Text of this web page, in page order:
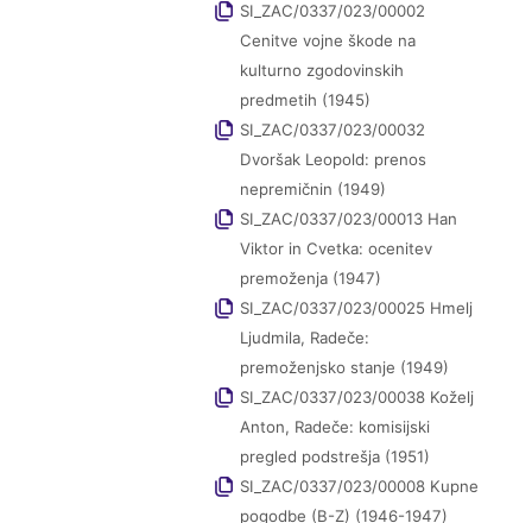
SI_ZAC/0337/023/00002
Cenitve vojne škode na
kulturno zgodovinskih
predmetih (1945)
SI_ZAC/0337/023/00032
Dvoršak Leopold: prenos
nepremičnin (1949)
SI_ZAC/0337/023/00013 Han
Viktor in Cvetka: ocenitev
premoženja (1947)
SI_ZAC/0337/023/00025 Hmelj
Ljudmila, Radeče:
premoženjsko stanje (1949)
SI_ZAC/0337/023/00038 Koželj
Anton, Radeče: komisijski
pregled podstrešja (1951)
SI_ZAC/0337/023/00008 Kupne
pogodbe (B-Z) (1946-1947)